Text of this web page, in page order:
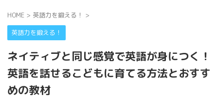
HOME > 英語力を鍛える！
>
英語力を鍛える！
ネイティブと同じ感覚で英語が身につく！
英語を話せるこどもに育てる方法とおすす
めの教材